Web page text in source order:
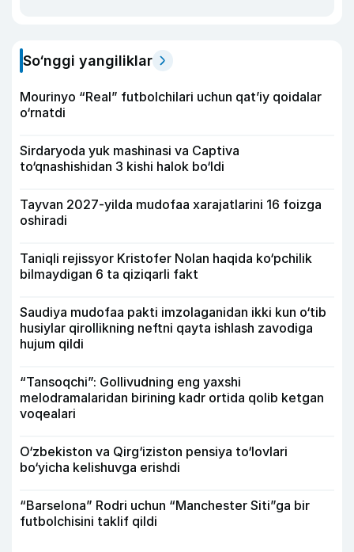
So‘nggi yangiliklar
Mourinyo “Real” futbolchilari uchun qat’iy qoidalar
o‘rnatdi
Sirdaryoda yuk mashinasi va Captiva
to‘qnashishidan 3 kishi halok bo‘ldi
Tayvan 2027-yilda mudofaa xarajatlarini 16 foizga
oshiradi
Taniqli rejissyor Kristofer Nolan haqida ko‘pchilik
bilmaydigan 6 ta qiziqarli fakt
Saudiya mudofaa pakti imzolaganidan ikki kun o‘tib
husiylar qirollikning neftni qayta ishlash zavodiga
hujum qildi
“Tansoqchi”: Gollivudning eng yaxshi
melodramalaridan birining kadr ortida qolib ketgan
voqealari
O‘zbekiston va Qirg‘iziston pensiya to‘lovlari
bo‘yicha kelishuvga erishdi
“Barselona” Rodri uchun “Manchester Siti”ga bir
futbolchisini taklif qildi